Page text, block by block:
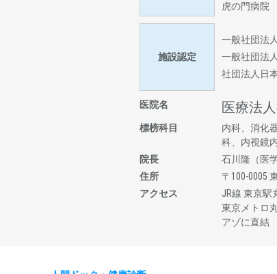
虎の門病院
施設認定
一般社団法
一般社団法
社団法人日
医院名 医療法
標榜科目
内科、消化
科、内視鏡
院長
石川隆（医
住所
〒100-0005
アクセス
JR線 東京駅
東京メトロ
アゾに直結